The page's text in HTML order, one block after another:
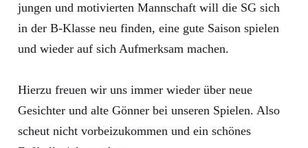
jungen und motivierten Mannschaft will die SG sich
in der B-Klasse neu finden, eine gute Saison spielen
und wieder auf sich Aufmerksam machen.
Hierzu freuen wir uns immer wieder über neue
Gesichter und alte Gönner bei unseren Spielen. Also
scheut nicht vorbeizukommen und ein schönes